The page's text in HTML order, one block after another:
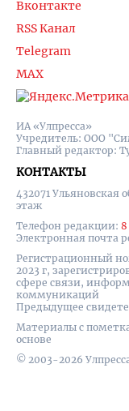
ИА «Улпресса»
Учредитель: ООО
Главный редактор:
КОНТАКТЫ
432071 Ульяновская
этаж
Телефон редакции:
Электронная почта
Регистрационный
2023 г,
сфере связи,
коммуникаций
Предыдущее
Материалы с
основе
© 2003-2026
Вконтакте
RSS Канал
Telegram
MAX